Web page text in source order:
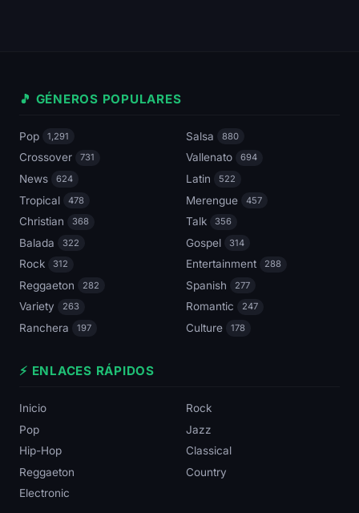
🎵 GÉNEROS POPULARES
Pop 1,291 Salsa 880
Crossover 731 Vallenato 694
News 624 Latin 522
Tropical 478 Merengue 457
Christian 368 Talk 356
Balada 322 Gospel 314
Rock 312 Entertainment 288
Reggaeton 282 Spanish 277
Variety 263 Romantic 247
Ranchera 197 Culture 178
⚡ ENLACES RÁPIDOS
Inicio
Rock
Pop
Jazz
Hip-Hop
Classical
Reggaeton
Country
Electronic